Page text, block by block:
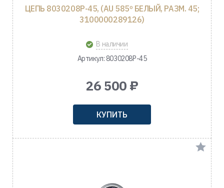
ЦЕПЬ 8030208Р-45, (AU 585º БЕЛЫЙ, РАЗМ. 45;
3100000289126)
В наличии
Артикул: 8030208Р-45
26 500 ₽
КУПИТЬ